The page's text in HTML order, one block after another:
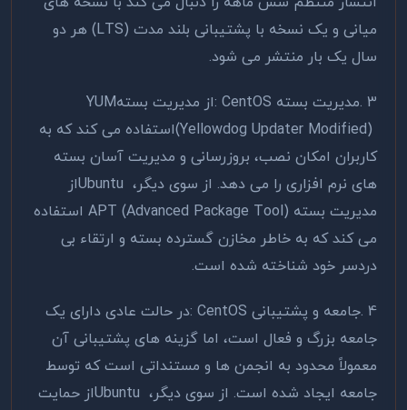
میانی و یک نسخه با پشتیبانی بلند مدت (LTS) هر دو
سال یک بار منتشر می شود.
3
.مدیریت بسته : CentOSاز مدیریت بستهYUM
(Yellowdog Updater Modified)استفاده می کند که به
کاربران امکان نصب، بروزرسانی و مدیریت آسان بسته
های نرم افزاری را می دهد. از سوی دیگر، Ubuntuاز
مدیریت بسته APT (Advanced Package Tool) استفاده
می کند که به خاطر مخازن گسترده بسته و ارتقاء بی
دردسر خود شناخته شده است.
4
.جامعه و پشتیبانی : CentOSدر حالت عادی دارای یک
جامعه بزرگ و فعال است، اما گزینه های پشتیبانی آن
معمولاً محدود به انجمن ها و مستنداتی است که توسط
جامعه ایجاد شده است. از سوی دیگر، Ubuntuاز حمایت